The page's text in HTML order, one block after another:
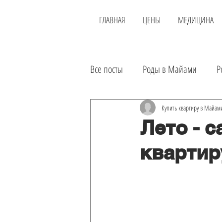
ГЛАВНАЯ ЦЕНЫ МЕДИЦИНА
Все посты
Роды в Майами
Районы
Инвестиции
Лето -
Купить квартиру в